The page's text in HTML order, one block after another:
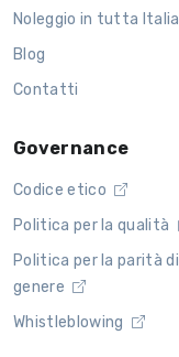
Noleggio in tutta Italia
Blog
Contatti
Governance
Codice etico
Politica per la qualità
Politica per la parità di
genere
Whistleblowing